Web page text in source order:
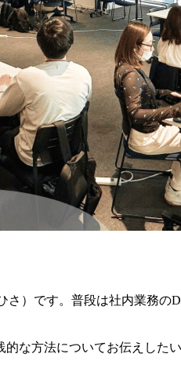
）です。普段は社内業務
な方法についてお伝えした